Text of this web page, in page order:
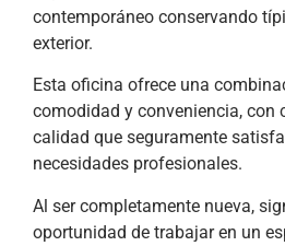
contemporáneo conservando
exterior.
Esta oficina ofrece una
comodidad y conveniencia, con
calidad que seguramente
necesidades profesionales.
Al ser completamente nueva,
oportunidad de trabajar en un